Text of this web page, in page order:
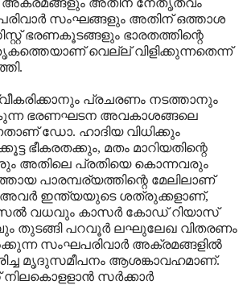
അക്രമങ്ങളും അതിന് നേതൃത്വം
സംഘങ്ങളും അതിന് ഒത്താശ
ഭരണകൂടങ്ങളും ഭാരതത്തിന്റെ
വെല്ല് വിളിക്കുന്നതെന്ന്
പ്രചരണം നടത്താനും
ഭരണഘടന അവകാശങ്ങലെ
ഡോ. ഹാദിയ വിധിക്കും
ഭീകരതക്കും, മതം മാറിയതിന്റെ
അതിലെ പ്രതിയെ കൊന്നവരും
പാരമ്പര്യത്തിന്റെ മേലിലാണ്
അവര്‍ ഇന്ത്യയുടെ ശത്രുക്കളാണ്,
വധവും കാസര്‍ കോഡ് റിയാസ്
തുടങ്ങി പറവൂര്‍ ലഘുലേഖ വിതരണം
സംഘപരിവാര്‍ അക്രമങ്ങളില്‍
മൃദുസമീപനം ആശങ്കാവഹമാണ്.
നിലകൊളളാന്‍ സര്‍ക്കാര്‍